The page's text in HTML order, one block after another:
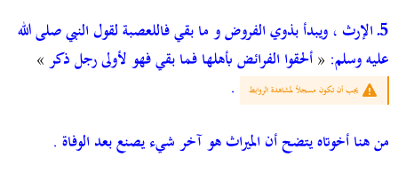
5ـ الإرث ،
ويبدأ بذوي الفروض و ما بقي فاللعصبة لقول النبي صلى الله
عليه وسلم: «ألحقوا الفرائض بأهلها فما بقي فهو لأولى رجل ذكر»
يجب أن تكون مسجلاً لمشاهدة الروابط
.
من هنا أخوتاه يتضح أن الميراث هو آخر شيء يصنع بعد الوفاة .